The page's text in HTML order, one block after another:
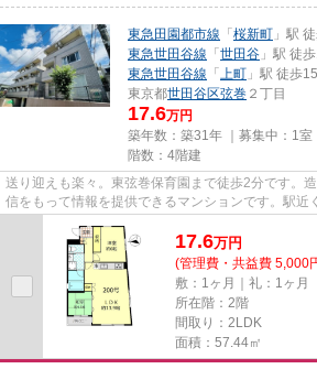
東急田園都市線 「桜新町 」駅
東急世田谷線 「世田谷 」駅 徒
東急世田谷線 「 上町 」駅 徒歩
東京都世田谷区弦巻 ２丁目
17.6万円
築年数：築31年 ｜募集中： 1室
階数：4階建
送り迎えも楽々。東弦巻保育園まで徒歩2分です。
信をもって情報を提供できるマンションです。駅近
分程でアクセスできます。共用...
17.6万円
(管理費・共益費 5,000
敷：1ヶ月｜礼：1ヶ月
所在階：2階
間取り：2LDK
面積：57.44㎡